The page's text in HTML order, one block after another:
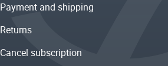
Payment and shipping
Returns
Cancel subscription